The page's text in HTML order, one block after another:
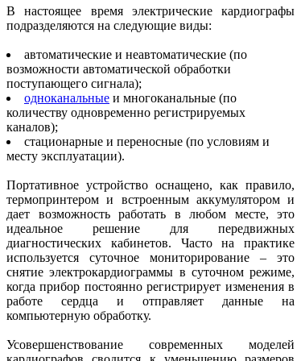
В настоящее время электрические кардиографы
подразделяются на следующие виды:
автоматические и неавтоматические (по
возможности автоматической обработки
поступающего сигнала);
одноканальные и многоканальные (по
количеству одновременно регистрируемых
каналов);
стационарные и переносные (по условиям и
месту эксплуатации).
Портативное устройство оснащено, как правило,
термопринтером и встроенным аккумулятором и
дает возможность работать в любом месте, это
идеальное решение для передвижных
диагностических кабинетов. Часто на практике
используется суточное мониторирование – это
снятие электрокардиограммы в суточном режиме,
когда прибор постоянно регистрирует изменения в
работе сердца и отправляет данные на
компьютерную обработку.
Усовершенствование современных моделей